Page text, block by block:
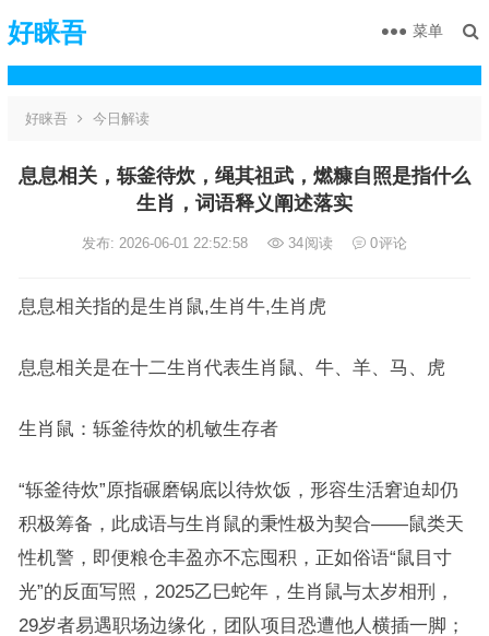
好睐吾 菜单
好睐吾 今日解读
息息相关，轹釜待炊，绳其祖武，燃糠自照是指什么
生肖，词语释义阐述落实
发布: 2026-06-01 22:52:58 34阅读 0评论
息息相关指的是生肖鼠,生肖牛,生肖虎
息息相关是在十二生肖代表生肖鼠、牛、羊、马、虎
生肖鼠：轹釜待炊的机敏生存者
“轹釜待炊”原指碾磨锅底以待炊饭，形容生活窘迫却仍
积极筹备，此成语与生肖鼠的秉性极为契合——鼠类天
性机警，即便粮仓丰盈亦不忘囤积，正如俗语“鼠目寸
光”的反面写照，2025乙巳蛇年，生肖鼠与太岁相刑，
29岁者易遇职场边缘化，团队项目恐遭他人横插一脚；